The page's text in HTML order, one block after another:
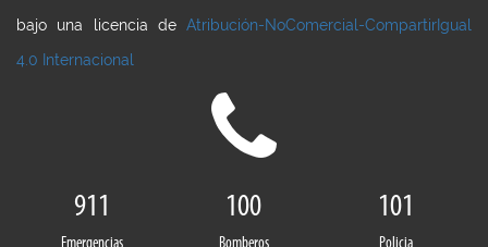
bajo una licencia de Atribución-NoComercial-CompartirIgual
4.0 Internacional
911 100 101